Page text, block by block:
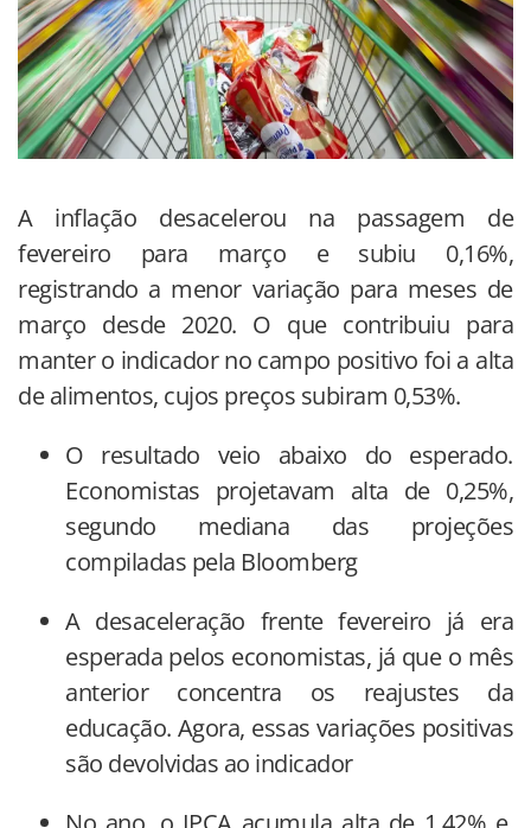
A inflação desacelerou na passagem de
fevereiro para março e subiu 0,16%,
registrando a menor variação para meses de
março desde 2020. O que contribuiu para
manter o indicador no campo positivo foi a alta
de alimentos, cujos preços subiram 0,53%.
O resultado veio abaixo do esperado.
Economistas projetavam alta de 0,25%,
segundo mediana das projeções
compiladas pela Bloomberg
A desaceleração frente fevereiro já era
esperada pelos economistas, já que o mês
anterior concentra os reajustes da
educação. Agora, essas variações positivas
são devolvidas ao indicador